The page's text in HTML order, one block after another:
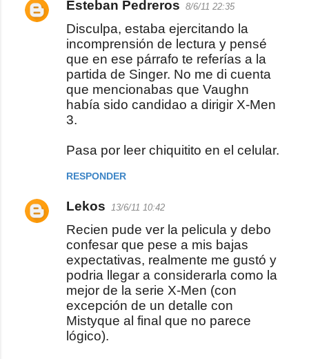
Esteban Pedreros 8/6/11 22:35
Disculpa, estaba ejercitando la
incomprensión de lectura y pensé
que en ese párrafo te referías a la
partida de Singer. No me di cuenta
que mencionabas que Vaughn
había sido candidao a dirigir X-Men
3.
Pasa por leer chiquitito en el celular.
RESPONDER
Lekos 13/6/11 10:42
Recien pude ver la pelicula y debo
confesar que pese a mis bajas
expectativas, realmente me gustó y
podria llegar a considerarla como la
mejor de la serie X-Men (con
excepción de un detalle con
Mistyque al final que no parece
lógico).